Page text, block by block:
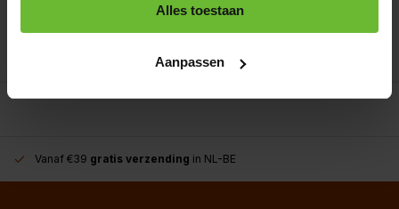
Alles toestaan
Aanpassen
Vanaf €39 gratis verzending in NL-BE